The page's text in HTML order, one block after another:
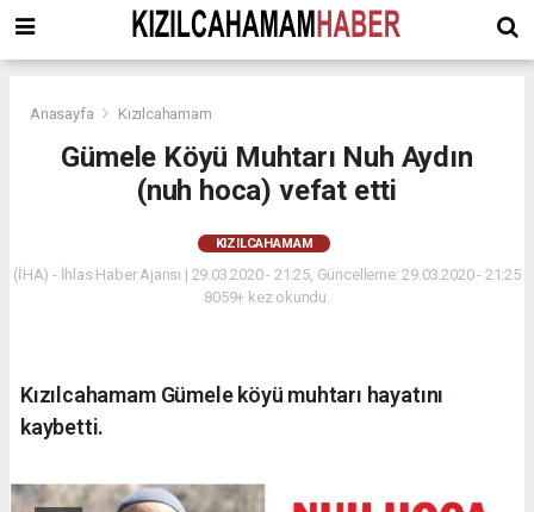
Anasayfa Kızılcahamam
Gümele Köyü Muhtarı Nuh Aydın
(nuh hoca) vefat etti
KIZILCAHAMAM
(İHA) - İhlas Haber Ajansı | 29.03.2020 - 21:25, Güncelleme: 29.03.2020 - 21:25
8059+ kez okundu.
Kızılcahamam Gümele köyü muhtarı hayatını
kaybetti.